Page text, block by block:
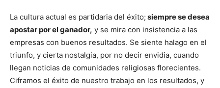
La cultura actual es partidaria del éxito; siempre se desea
apostar por el ganador, y se mira con insistencia a las
empresas con buenos resultados. Se siente halago en el
triunfo, y cierta nostalgia, por no decir envidia, cuando
llegan noticias de comunidades religiosas florecientes.
Ciframos el éxito de nuestro trabajo en los resultados, y